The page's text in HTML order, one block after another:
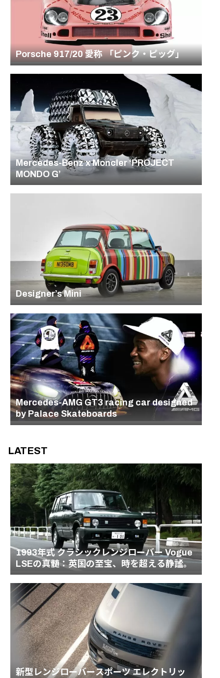
Porsche 917/20 愛称 「ピンク・ピッグ」
Mercedes-Benz x Moncler ‘PROJECT
MONDO G’
Designer’s Mini
Mercedes-AMG GT3 racing car designed
by Palace Skateboards
LATEST
1993年式 クラシックレンジローバー Vogue
LSEの真髄：英国の至宝、時を超える静謐。
新型レンジローバースポーツ エレクトリッ